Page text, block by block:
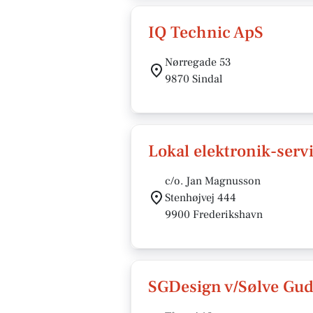
IQ Technic ApS
Nørregade 53
9870 Sindal
Lokal elektronik-
c/o. Jan Magnusson
Stenhøjvej 444
9900 Frederikshavn
SGDesign v/Sølve